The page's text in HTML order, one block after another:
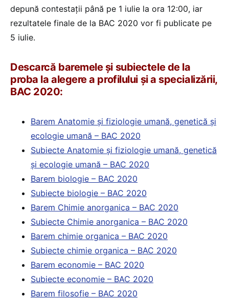
depună contestații până pe 1 iulie la ora 12:00, iar
rezultatele finale de la BAC 2020 vor fi publicate pe
5 iulie.
Descarcă baremele și subiectele de la
proba la alegere a profilului și a specializării,
BAC 2020:
Barem Anatomie şi fiziologie umană, genetică şi
ecologie umană – BAC 2020
Subiecte Anatomie şi fiziologie umană, genetică
şi ecologie umană – BAC 2020
Barem biologie – BAC 2020
Subiecte biologie – BAC 2020
Barem Chimie anorganica – BAC 2020
Subiecte Chimie anorganica – BAC 2020
Barem chimie organica – BAC 2020
Subiecte chimie organica – BAC 2020
Barem economie – BAC 2020
Subiecte economie – BAC 2020
Barem filosofie – BAC 2020